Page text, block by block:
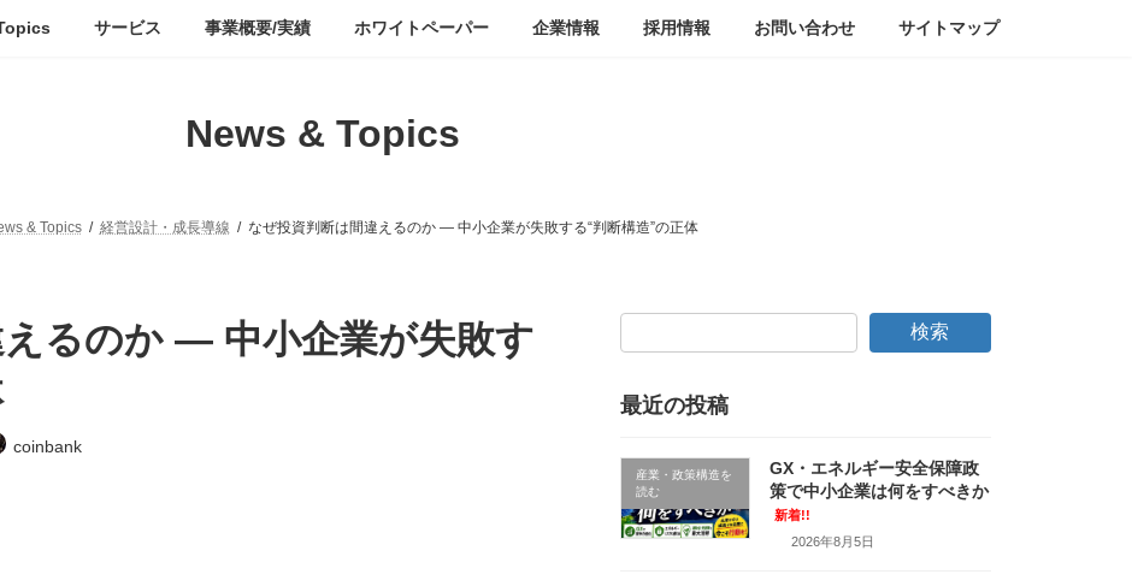
サービス 事業概要/実績 ホワイトペーパー 企業情報 採用情報 お問い合わせ サイトマップ
News & Topics
& Topics 経営設計・成長導線 なぜ投資判断は間違えるのか ― 中小企業が失敗する“判断構造”の正体
るのか ― 中小企業が失敗す
coinbank
検索
最近の投稿
産業・政策構造を
読む
GX・エネルギー安全保障政
策で中小企業は何をすべきか
新着!!
2026年8月5日